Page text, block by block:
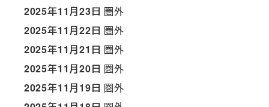
2025年11月23日 圏外
2025年11月22日 圏外
2025年11月21日 圏外
2025年11月20日 圏外
2025年11月19日 圏外